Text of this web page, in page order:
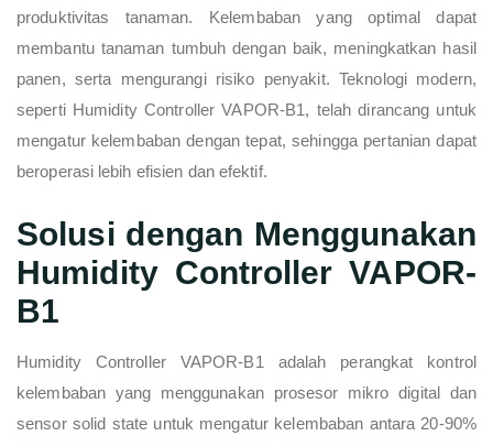
produktivitas tanaman. Kelembaban yang optimal dapat
membantu tanaman tumbuh dengan baik, meningkatkan hasil
panen, serta mengurangi risiko penyakit. Teknologi modern,
seperti Humidity Controller VAPOR-B1, telah dirancang untuk
mengatur kelembaban dengan tepat, sehingga pertanian dapat
beroperasi lebih efisien dan efektif.
Solusi dengan Menggunakan
Humidity Controller VAPOR-
B1
Humidity Controller VAPOR-B1 adalah perangkat kontrol
kelembaban yang menggunakan prosesor mikro digital dan
sensor solid state untuk mengatur kelembaban antara 20-90%